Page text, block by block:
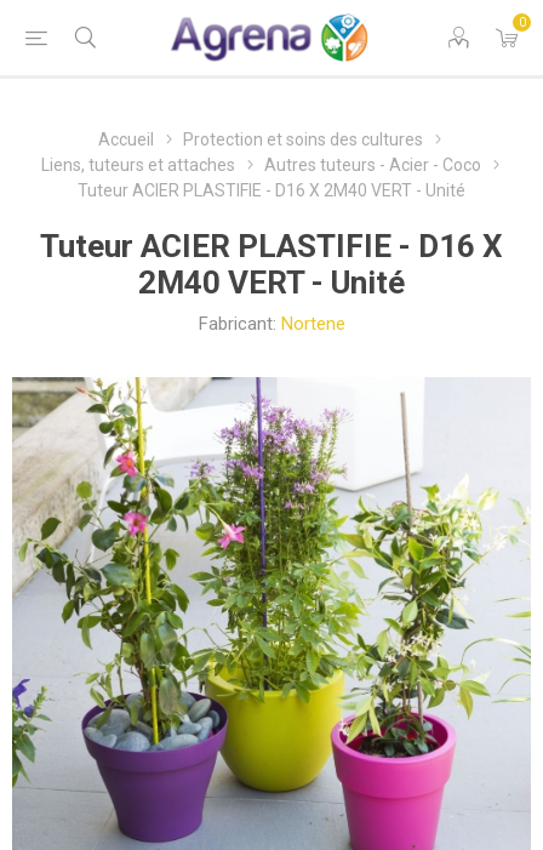
0
Accueil
Protection et soins des cultures
Liens, tuteurs et attaches
Autres tuteurs - Acier - Coco
Tuteur ACIER PLASTIFIE - D16 X 2M40 VERT - Unité
Tuteur ACIER PLASTIFIE - D16 X
2M40 VERT - Unité
Fabricant: Nortene